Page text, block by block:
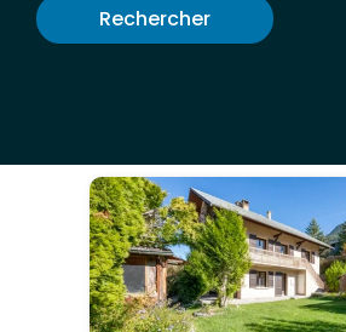
Rechercher